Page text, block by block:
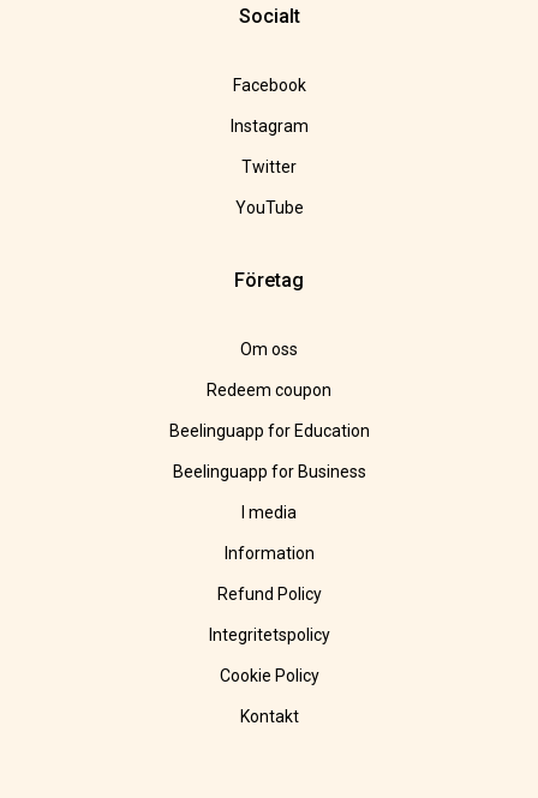
Socialt
Facebook
Instagram
Twitter
YouTube
Företag
Om oss
Redeem coupon
Beelinguapp for Education
Beelinguapp for Business
I media
Information
Refund Policy
Integritetspolicy
Cookie Policy
Kontakt